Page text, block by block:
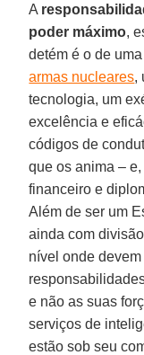
A
poder máximo,
detém é o de
armas nucleares,
tecnologia, um
excelência e
códigos de
que os anima –
financeiro e
Além de ser um
ainda com
nível onde
e não as suas
serviços de
estão sob seu